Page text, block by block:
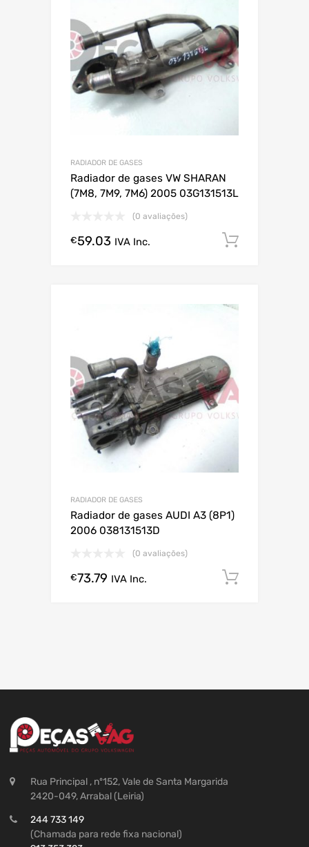
RADIADOR DE GASES
Radiador de gases VW SHARAN
(7M8, 7M9, 7M6) 2005 03G131513L
(0 avaliações)
€59.03 IVA Inc.
RADIADOR DE GASES
Radiador de gases AUDI A3 (8P1)
2006 038131513D
(0 avaliações)
€73.79 IVA Inc.
Rua Principal , nº152, Vale de Santa Margarida
2420-049, Arrabal (Leiria)
244 733 149
(Chamada para rede fixa nacional)